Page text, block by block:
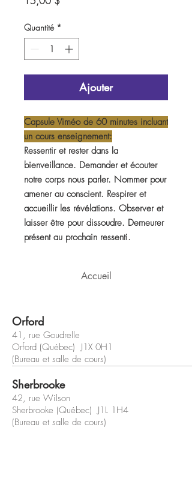
Quantité *
Ajouter
Capsule Viméo de 60 minutes incluant
un cours enseignement:
Ressentir et rester dans la
bienveillance. Demander et écouter
notre corps nous parler. Nommer pour
amener au conscient. Respirer et
accueillir les révélations. Observer et
laisser être pour dissoudre. Demeurer
présent au prochain ressenti.
Accueil
Orford
41, rue Goudrelle
Orford (Québec) J1X 0H1
(Bureau et salle de cours)
Sherbrooke
42, rue Wilson
Sherbrooke (Québec) J1L 1H4
(Bureau et salle de cours)